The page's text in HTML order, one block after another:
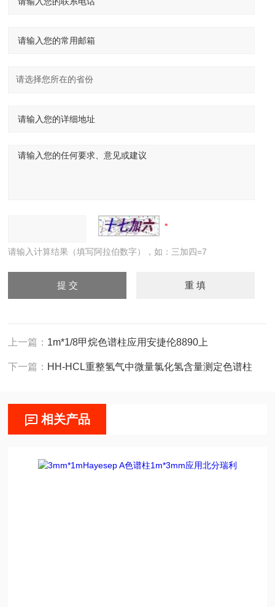
请输入计算结果（填写阿拉伯数字），如：三加四=7
上一篇： 1m*1/8甲烷色谱柱应用安捷伦8890上
下一篇： HH-HCL重整氢气中微量氯化氢含量测定色谱柱
相关产品